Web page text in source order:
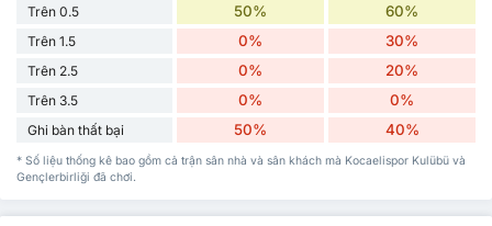
Trên 0.5
50% 60%
Trên 1.5 0% 30%
Trên 2.5 0% 20%
Trên 3.5 0% 0%
Ghi bàn thất bại 50% 40%
* Số liệu thống kê bao gồm cả trận sân nhà và sân khách mà Kocaelispor Kulübü và
Gençlerbirliği đã chơi.